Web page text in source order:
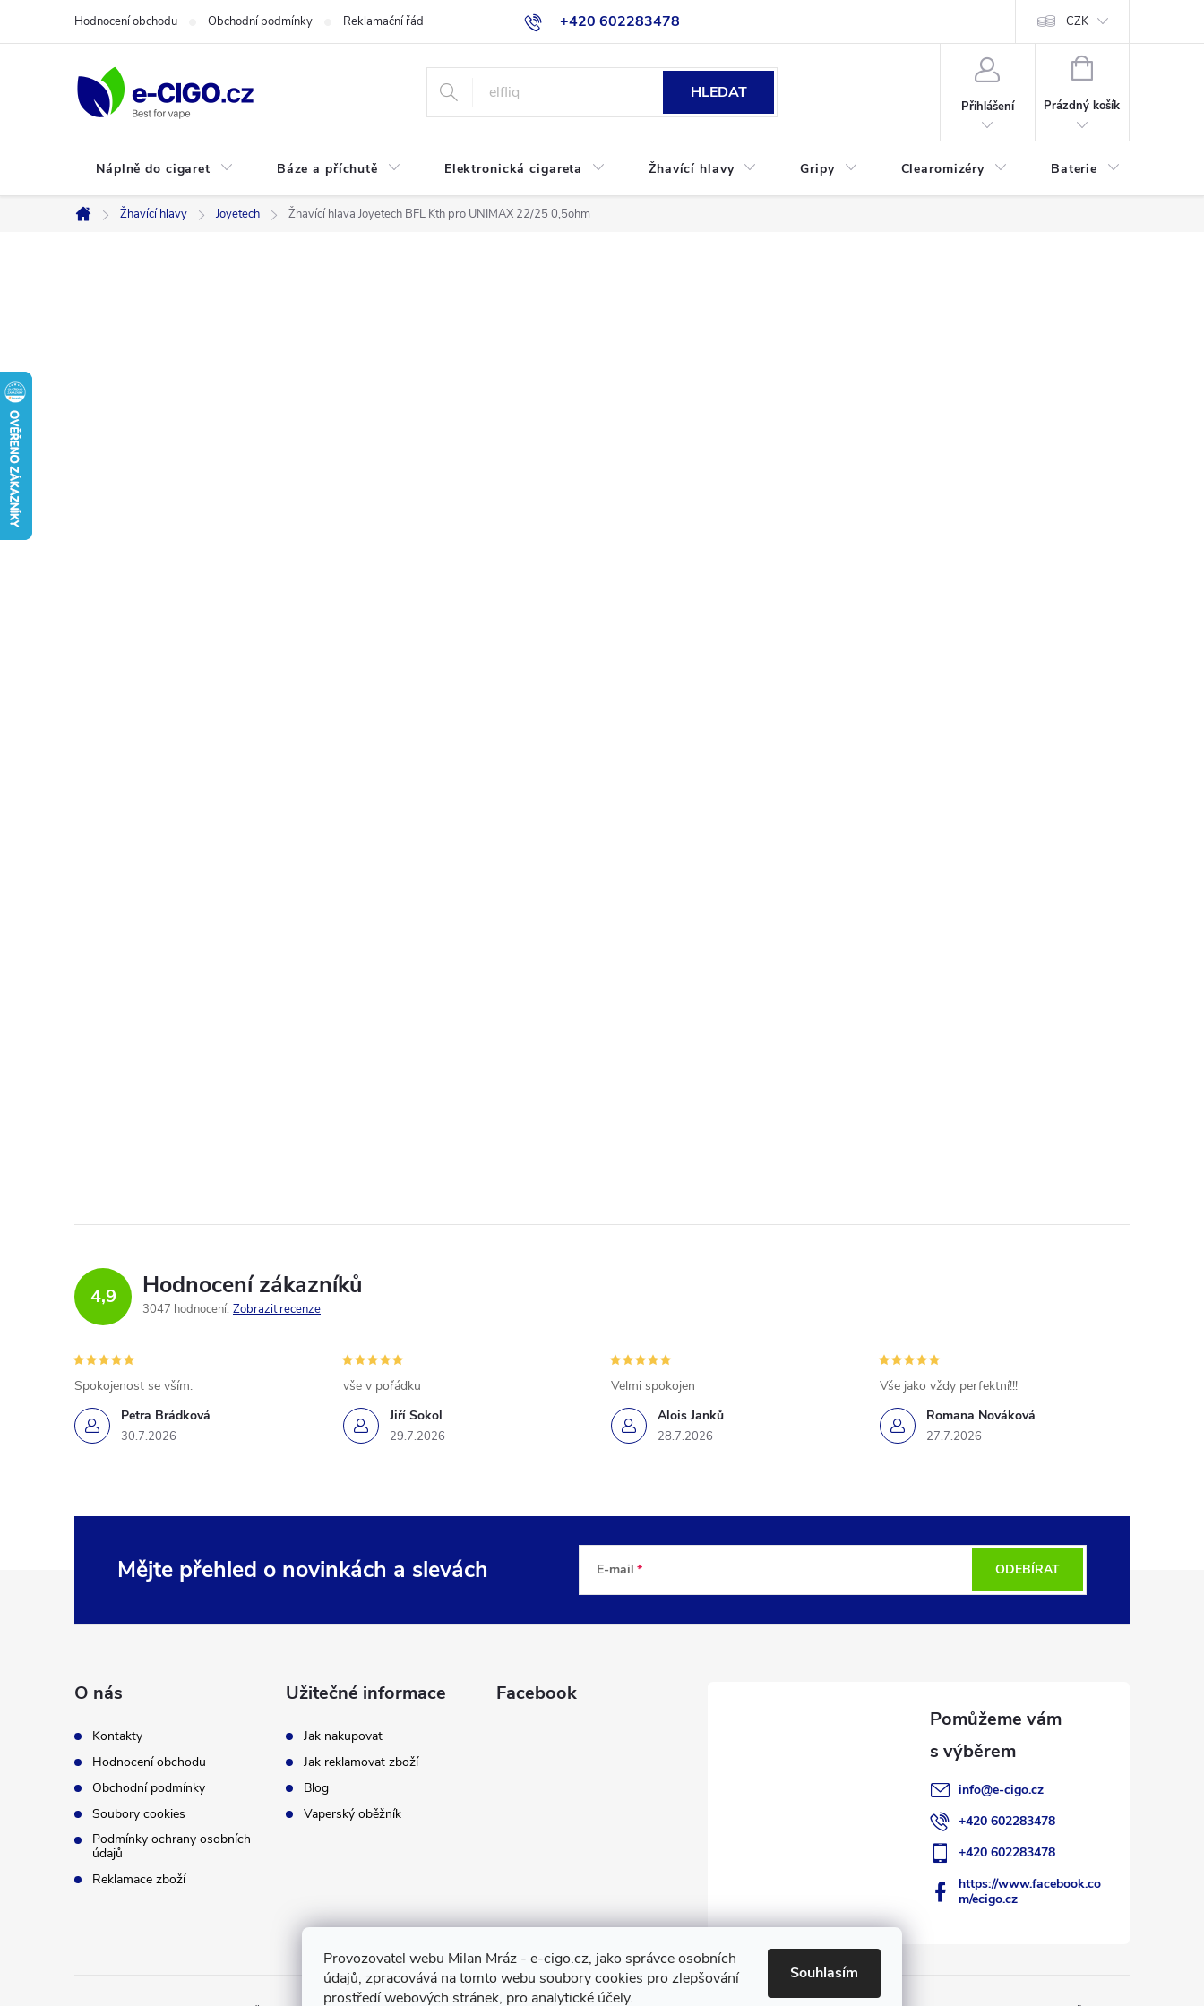
Provozovatel webu Milan Mráz - e-cigo.cz, jako správce osobních
údajů, zpracovává na tomto webu soubory cookies pro zlepšování
prostředí webových stránek, pro analytické účely.
Souhlasím
+420 602283478
Hodnocení obchodu Obchodní podmínky Reklamační řád Jak nakupovat CZK
HLEDAT
Přihlášení
NÁKUPNÍ
Prázdný košík
Náplně do cigaret Báze a příchutě Elektronická cigareta Žhavící hlavy Gripy Clearomizéry Baterie
Domů
Žhavící hlavy Joyetech Žhavící hlava Joyetech BFL Kth pro UNIMAX 22/25 0,5ohm
4,9 Hodnocení zákazníků
3047 hodnocení Zobrazit recenze
Petra Brádková
30.7.2026
Spokojenost se vším.
Jiří Sokol
29.7.2026
vše v pořádku
Alois Janků
28.7.2026
Velmi spokojen
Romana Nováková
27.7.2026
Vše jako vždy perfektní!!!
Mějte přehled o novinkách a slevách E-mail ODEBÍRAT
O nás
Kontakty
Hodnocení obchodu
Obchodní podmínky
Soubory cookies
Podmínky ochrany osobních
údajů
Reklamace zboží
Užitečné informace
Jak nakupovat
Jak reklamovat zboží
Blog
Vaperský oběžník
Facebook
info@e-cigo.cz
+420 602283478
+420 602283478
https://www.facebook.co
m/ecigo.cz